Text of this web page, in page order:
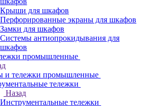
Крыши для шкафов
Перфорированные экраны для шкафов
Замки для шкафов
Системы антиопрокидывания для
шкафов
промышленные
и тележки промышленные
тележки
Назад
Инструментальные тележки